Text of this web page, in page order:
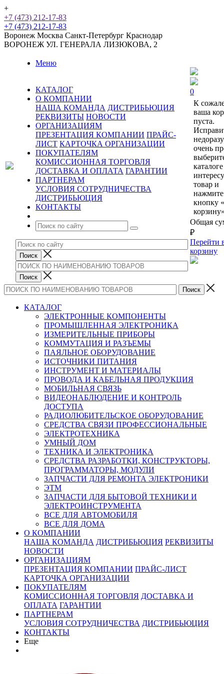
+
+7 (473) 212-17-83
+7 (473) 212-17-83
Воронеж Москва Санкт-Петербург Краснодар
ВОРОНЕЖ УЛ. ГЕНЕРАЛА ЛИЗЮКОВА, 2
Меню
КАТАЛОГ
О КОМПАНИИ
НАША КОМАНДА ДИСТРИБЬЮЦИЯ
РЕКВИЗИТЫ НОВОСТИ
ОРГАНИЗАЦИЯМ
ПРЕЗЕНТАЦИЯ КОМПАНИИ ПРАЙС-
ЛИСТ КАРТОЧКА ОРГАНИЗАЦИИ
ПОКУПАТЕЛЯМ
КОМИССИОННАЯ ТОРГОВЛЯ
ДОСТАВКА И ОПЛАТА ГАРАНТИИ
ПАРТНЕРАМ
УСЛОВИЯ СОТРУДНИЧЕСТВА
ДИСТРИБЬЮЦИЯ
КОНТАКТЫ
0
К
ваша
пуста.
очень
каталоге
товар и
нажмите
кнопку
Общая
₽
Перейти
корзину
КАТАЛОГ
ЭЛЕКТРОННЫЕ КОМПОНЕНТЫ
ПРОМЫШЛЕННАЯ ЭЛЕКТРОНИКА
ИЗМЕРИТЕЛЬНЫЕ ПРИБОРЫ
КОММУТАЦИЯ И РАЗЪЕМЫ
ПАЯЛЬНОЕ ОБОРУДОВАНИЕ
ИСТОЧНИКИ ПИТАНИЯ
ИНСТРУМЕНТ И МАТЕРИАЛЫ
ПРОВОДА И КАБЕЛЬНАЯ ПРОДУКЦИЯ
МОБИЛЬНАЯ СВЯЗЬ
ВИДЕОНАБЛЮДЕНИЕ И КОНТРОЛЬ
ДОСТУПА
РАДИОЛЮБИТЕЛЬСКОЕ ОБОРУДОВАНИЕ
СРЕДСТВА СВЯЗИ ПРОФЕССИОНАЛЬНЫЕ
ЭЛЕКТРОТЕХНИКА
УМНЫЙ ДОМ
ТЕХНИКА И ЭЛЕКТРОНИКА
СРЕДСТВА РАЗРАБОТКИ, КОНСТРУКТОРЫ,
ПРОГРАММАТОРЫ, МОДУЛИ
ЗАПЧАСТИ ДЛЯ РЕМОНТА ЭЛЕКТРОНИКИ
ЭТМ
ЗАПЧАСТИ ДЛЯ БЫТОВОЙ ТЕХНИКИ И
ЭЛЕКТРОИНСТРУМЕНТА
ВСЕ ДЛЯ АВТОМОБИЛЯ
ВСЕ ДЛЯ ДОМА
О КОМПАНИИ
НАША КОМАНДА ДИСТРИБЬЮЦИЯ РЕКВИЗИТЫ
НОВОСТИ
ОРГАНИЗАЦИЯМ
ПРЕЗЕНТАЦИЯ КОМПАНИИ ПРАЙС-ЛИСТ
КАРТОЧКА ОРГАНИЗАЦИИ
ПОКУПАТЕЛЯМ
КОМИССИОННАЯ ТОРГОВЛЯ ДОСТАВКА И
ОПЛАТА ГАРАНТИИ
ПАРТНЕРАМ
УСЛОВИЯ СОТРУДНИЧЕСТВА ДИСТРИБЬЮЦИЯ
КОНТАКТЫ
Еще